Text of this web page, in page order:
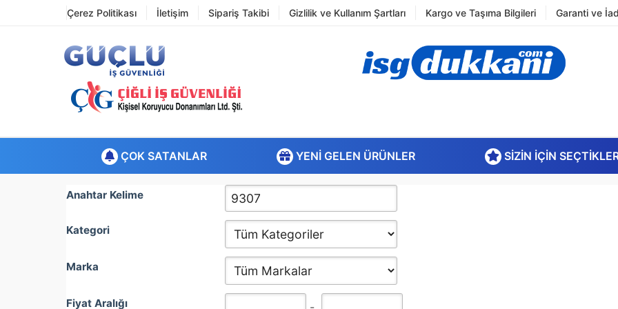
Çerez Politikası İletişim Sipariş Takibi Gizlilik ve Kullanım Şartları Kargo ve Taşıma Bilgileri Garanti ve
ÇOK SATANLAR YENI GELEN ÜRÜNLER SIZIN İÇIN
Anahtar Kelime
Kategori
Marka
Fiyat Aralığı